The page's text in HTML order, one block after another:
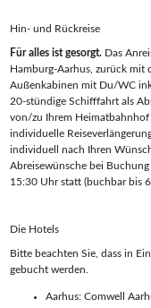
Hin- und Rückreise
Für alles ist gesorgt. Das
Hamburg-Aarhus, zurück mit
Außenkabinen mit Du/WC
20-stündige Schifffahrt als
von/zu Ihrem
individuelle
individuell nach Ihren
Abreisewünsche bei
15:30 Uhr statt (buchbar bis
Die Hotels
Bitte beachten Sie, dass in
gebucht werden.
Aarhus: Comwell